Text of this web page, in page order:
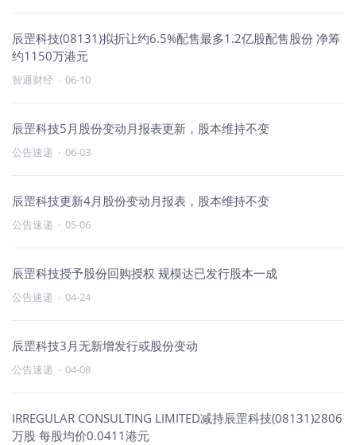
辰罡科技(08131)拟折让约6.5%配售最多1.2亿股配售股份 净筹
约1150万港元
智通财经 · 06-10
辰罡科技5月股份变动月报表更新，股本维持不变
公告速递 · 06-03
辰罡科技更新4月股份变动月报表，股本维持不变
公告速递 · 05-06
辰罡科技授予股份回购授权 规模达已发行股本一成
公告速递 · 04-24
辰罡科技3月无新增发行或股份变动
公告速递 · 04-08
IRREGULAR CONSULTING LIMITED减持辰罡科技(08131)2806
万股 每股均价0.0411港元